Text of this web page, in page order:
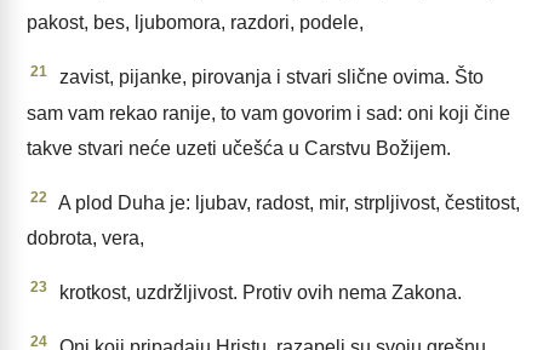
pakost, bes, ljubomora, razdori, podele,
21
zavist, pijanke, pirovanja i stvari slične ovima. Što
sam vam rekao ranije, to vam govorim i sad: oni koji čine
takve stvari neće uzeti učešća u Carstvu Božijem.
22
A plod Duha je: ljubav, radost, mir, strpljivost, čestitost,
dobrota, vera,
23 krotkost, uzdržljivost. Protiv ovih nema Zakona.
24